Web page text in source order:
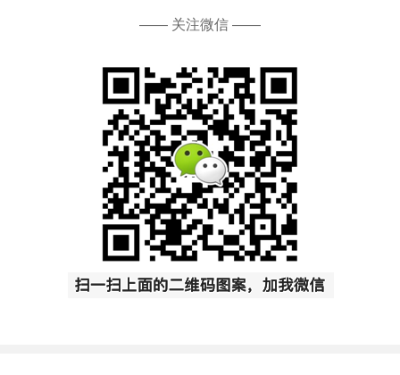
—— 关注微信 ——